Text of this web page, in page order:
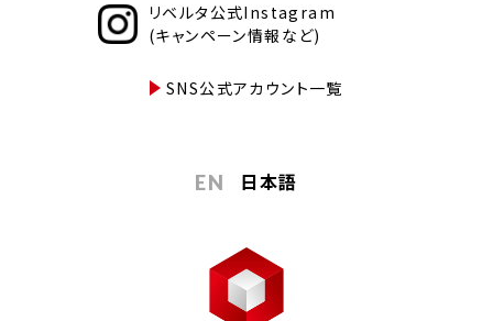
リベルタ公式Instagram
(キャンペーン情報など)
SNS公式アカウント一覧
EN 日本語